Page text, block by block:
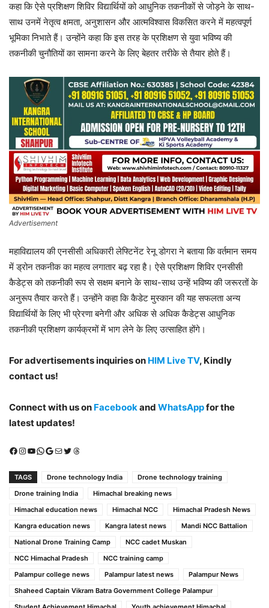
कहा कि ऐसे प्रशिक्षण शिविर विद्यार्थियों को आधुनिक तकनीकों से जोड़ने के साथ-
साथ उनमें नेतृत्व क्षमता, अनुशासन और आत्मविश्वास विकसित करने में महत्वपूर्ण
भूमिका निभाते हैं। उन्होंने कहा कि इस तरह के प्रशिक्षण से युवा भविष्य की
तकनीकी चुनौतियों का सामना करने के लिए बेहतर तरीके से तैयार होते हैं।
Advertisement
महाविद्यालय की एनसीसी अधिकारी लेफ्टिनेंट रेनू डोगरा ने बताया कि वर्तमान समय
में ड्रोन तकनीक का महत्व लगातार बढ़ रहा है। ऐसे प्रशिक्षण शिविर एनसीसी
कैडेट्स को तकनीकी रूप से सक्षम बनाने के साथ-साथ उन्हें भविष्य की जरूरतों के
अनुरूप तैयार करते हैं। उन्होंने कहा कि कैडेट मुस्कान की यह सफलता अन्य
विद्यार्थियों के लिए भी प्रेरणा बनेगी और अधिक से अधिक कैडेट्स आधुनिक
तकनीकी प्रशिक्षण कार्यक्रमों में भाग लेने के लिए उत्साहित होंगे।
For advertisements inquiries on HIM Live TV, Kindly
contact us!
Connect with us on Facebookand WhatsAppfor the
latest updates!
Facebook
Instagram
YouTube
WhatsApp
Google
MailX (Twitter)
Threads
TAGS Drone technology India
Drone technology training
Drone training India
Himachal breaking news
Himachal education news
Himachal NCC
Himachal Pradesh News
Kangra education news
Kangra latest news
Mandi NCC Battalion
National Drone Training Camp
NCC cadet Muskan
NCC Himachal Pradesh
NCC training camp
Palampur college news
Palampur latest news
Palampur News
Shaheed Captain Vikram Batra Government College Palampur